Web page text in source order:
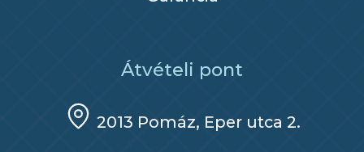
Átvételi pont
2013 Pomáz, Eper utca 2.